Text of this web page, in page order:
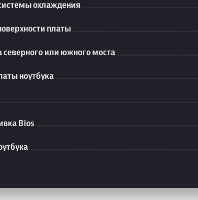
охлаждения
платы
северного или южного моста
ноутбука
Bios